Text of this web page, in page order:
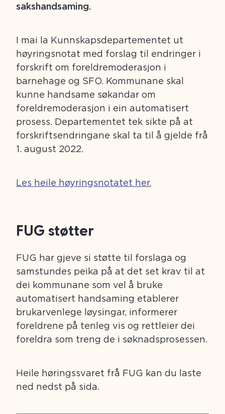
sakshandsaming.
I mai la Kunnskapsdepartementet ut
høyringsnotat med forslag til endringer i
forskrift om foreldremoderasjon i
barnehage og SFO. Kommunane skal
kunne handsame søkandar om
foreldremoderasjon i ein automatisert
prosess. Departementet tek sikte på at
forskriftsendringane skal ta til å gjelde frå
1. august 2022.
Les heile høyringsnotatet her.
FUG støtter
FUG har gjeve si støtte til forslaga og
samstundes peika på at det set krav til at
dei kommunane som vel å bruke
automatisert handsaming etablerer
brukarvenlege løysingar, informerer
foreldrene på tenleg vis og rettleier dei
foreldra som treng de i søknadsprosessen.
Heile høringssvaret frå FUG kan du laste
ned nedst på sida.